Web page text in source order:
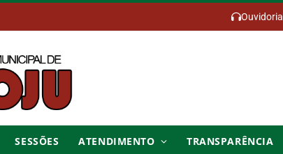
Ouvidoria
SESSÕES ATENDIMENTO TRANSPARÊNCIA